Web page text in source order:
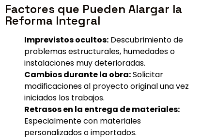
Factores que Pueden Alargar la
Reforma Integral
Imprevistos ocultos: Descubrimiento de
problemas estructurales, humedades o
instalaciones muy deterioradas.
Cambios durante la obra:Solicitar
modificaciones al proyecto original una vez
iniciados los trabajos.
Retrasos en la entrega de materiales:
Especialmente con materiales
personalizados o importados.